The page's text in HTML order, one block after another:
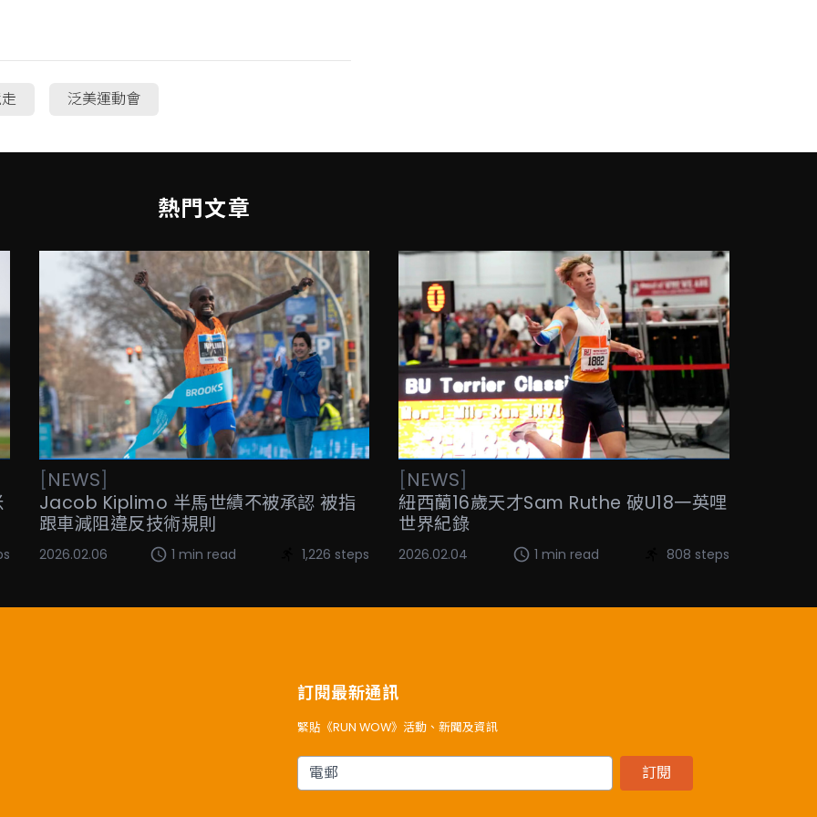
泛美運動會
熱門文章
[NEWS]
Jacob Kiplimo 半馬世績不被承認 被指
跟車減阻違反技術規則
2026.02.06 1 min read 1,226 steps
[NEWS]
紐西蘭16歲天才Sam Ruthe 破U18一英哩
世界紀錄
2026.02.04 1 min read 808 steps
訂閱最新通訊
緊貼《RUN WOW》活動、新聞及資訊
電郵 訂閱